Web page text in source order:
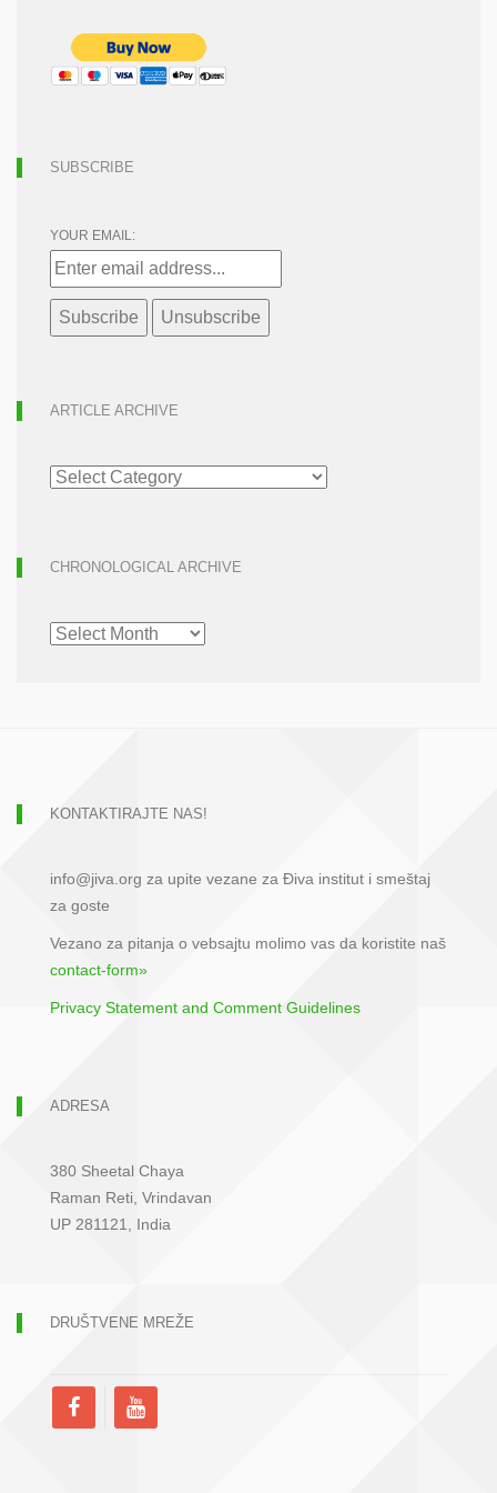
SUBSCRIBE
YOUR EMAIL:
ARTICLE ARCHIVE
ARTICLE
ARCHIVE
CHRONOLOGICAL ARCHIVE
CHRONOLOGICAL
ARCHIVE
KONTAKTIRAJTE NAS!
info@jiva.org za upite vezane za Điva institut i smeštaj
za goste
Vezano za pitanja o vebsajtu molimo vas da koristite naš
contact-form»
Privacy Statement and Comment Guidelines
ADRESA
380 Sheetal Chaya
Raman Reti, Vrindavan
UP 281121, India
DRUŠTVENE MREŽE